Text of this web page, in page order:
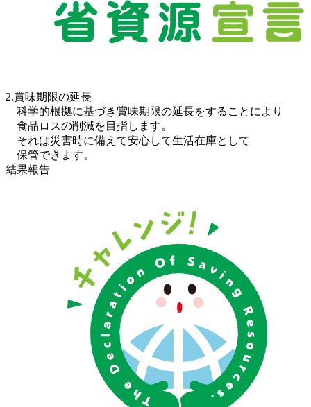
2.賞味期限の延長
科学的根拠に基づき賞味期限の延長をすることにより
食品ロスの削減を目指します。
それは災害時に備えて安心して生活在庫として
保管できます。
結果報告